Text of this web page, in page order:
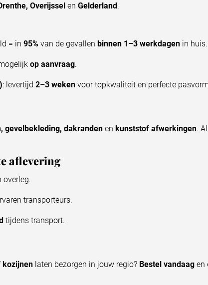
Overijssel en Gelderland.
= in 95% van de gevallen binnen 1–3 werkdagen in huis.
op aanvraag.
: levertijd 2–3 weken voor topkwaliteit en perfecte
gevelbekleding, dakranden en kunststof afwerkingen.
aflevering
overleg.
transporteurs.
tijdens transport.
kozijnen laten bezorgen in jouw regio? Bestel vandaag en